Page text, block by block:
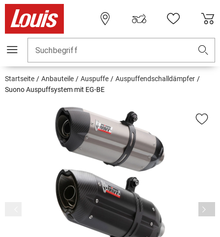
Suchbegriff
Startseite Anbauteile Auspuffe
Auspuffendschalldämpfer
Suono Auspuffsystem mit EG-BE